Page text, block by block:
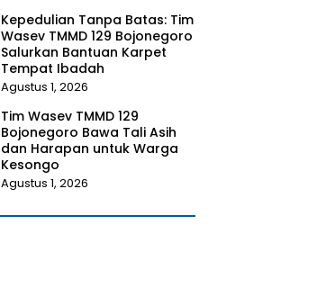
Kepedulian Tanpa Batas: Tim
Wasev TMMD 129 Bojonegoro
Salurkan Bantuan Karpet
Tempat Ibadah
Agustus 1, 2026
Tim Wasev TMMD 129
Bojonegoro Bawa Tali Asih
dan Harapan untuk Warga
Kesongo
Agustus 1, 2026